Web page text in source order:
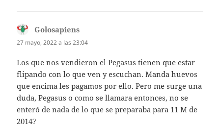
Golosapiens
27 mayo, 2022 a las 23:04
Los que nos vendieron el Pegasus tienen que estar
flipando con lo que ven y escuchan. Manda huevos
que encima les pagamos por ello. Pero me surge una
duda, Pegasus o como se llamara entonces, no se
enteró de nada de lo que se preparaba para 11 M de
2014?